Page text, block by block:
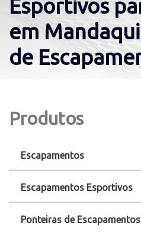
Esportivos
em
de
Produtos
Escapamentos
Escapamentos Esportivos
Ponteiras de Escapamentos